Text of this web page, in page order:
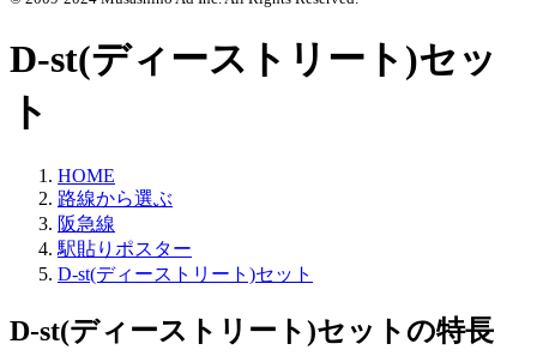
D-st(ディーストリート)セッ
ト
HOME
路線から選ぶ
阪急線
駅貼りポスター
D-st(ディーストリート)セット
D-st(ディーストリート)セットの特長